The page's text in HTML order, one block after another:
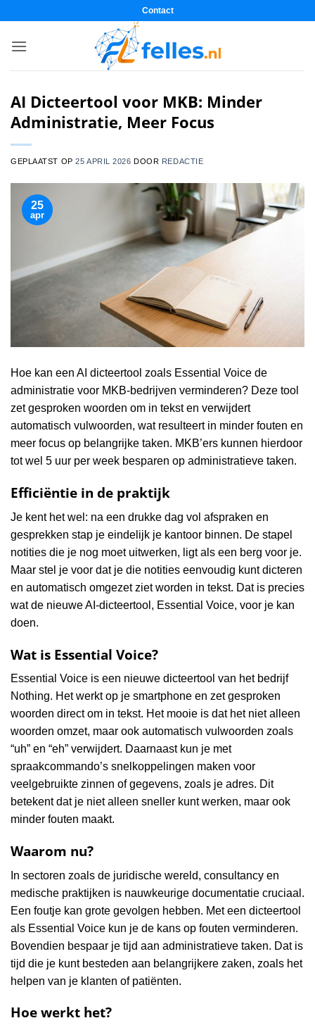
inhoud
Contact
AI Dicteertool voor MKB: Minder
Administratie, Meer Focus
GEPLAATST OP25 APRIL 2026 DOOR REDACTIE
25
apr
Hoe kan een AI dicteertool zoals Essential Voice de
administratie voor MKB-bedrijven verminderen? Deze tool
zet gesproken woorden om in tekst en verwijdert
automatisch vulwoorden, wat resulteert in minder fouten en
meer focus op belangrijke taken. MKB’ers kunnen hierdoor
tot wel 5 uur per week besparen op administratieve taken.
Efficiëntie in de praktijk
Je kent het wel: na een drukke dag vol afspraken en
gesprekken stap je eindelijk je kantoor binnen. De stapel
notities die je nog moet uitwerken, ligt als een berg voor je.
Maar stel je voor dat je die notities eenvoudig kunt dicteren
en automatisch omgezet ziet worden in tekst. Dat is precies
wat de nieuwe AI-dicteertool, Essential Voice, voor je kan
doen.
Wat is Essential Voice?
Essential Voice is een nieuwe dicteertool van het bedrijf
Nothing. Het werkt op je smartphone en zet gesproken
woorden direct om in tekst. Het mooie is dat het niet alleen
woorden omzet, maar ook automatisch vulwoorden zoals
“uh” en “eh” verwijdert. Daarnaast kun je met
spraakcommando’s snelkoppelingen maken voor
veelgebruikte zinnen of gegevens, zoals je adres. Dit
betekent dat je niet alleen sneller kunt werken, maar ook
minder fouten maakt.
Waarom nu?
In sectoren zoals de juridische wereld, consultancy en
medische praktijken is nauwkeurige documentatie cruciaal.
Een foutje kan grote gevolgen hebben. Met een dicteertool
als Essential Voice kun je de kans op fouten verminderen.
Bovendien bespaar je tijd aan administratieve taken. Dat is
tijd die je kunt besteden aan belangrijkere zaken, zoals het
helpen van je klanten of patiënten.
Hoe werkt het?